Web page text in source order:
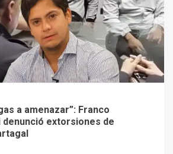
a amenazar”: Franco
denunció extorsiones de